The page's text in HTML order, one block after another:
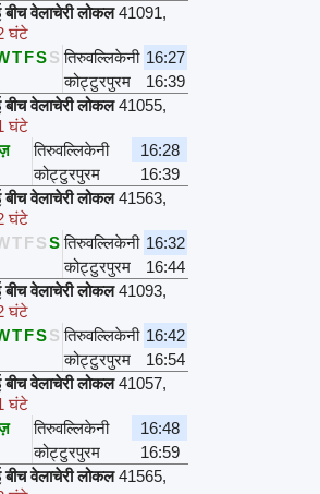
बीच वेलाचेरी लोकल 41091,
घंटे
TFSS तिरुवल्लिकेनी 16:27
कोट्टुरपुरम
16:39
बीच वेलाचेरी लोकल 41055,
घंटे
तिरुवल्लिकेनी
16:28
कोट्टुरपुरम
16:39
बीच वेलाचेरी लोकल 41563,
घंटे
TFSS तिरुवल्लिकेनी 16:32
कोट्टुरपुरम
16:44
बीच वेलाचेरी लोकल 41093,
घंटे
TFSS तिरुवल्लिकेनी 16:42
कोट्टुरपुरम
16:54
बीच वेलाचेरी लोकल 41057,
घंटे
तिरुवल्लिकेनी
16:48
कोट्टुरपुरम
16:59
बीच वेलाचेरी लोकल 41565,